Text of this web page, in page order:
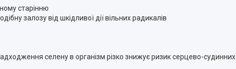
старінню
залозу від шкідливої дії вільних радикалів
селену в організм різко знижує ризик серцево-судинних